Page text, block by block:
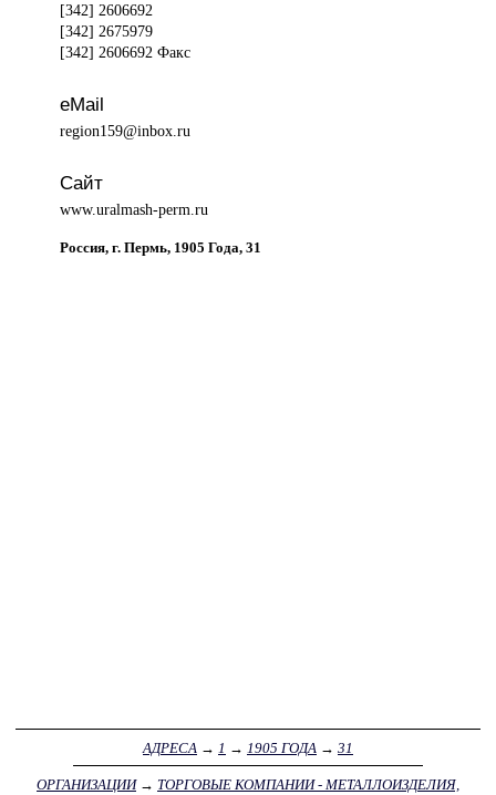
[342] 2606692
[342] 2675979
[342] 2606692 Факс
eMail
region159@inbox.ru
Сайт
www.uralmash-perm.ru
Россия, г. Пермь, 1905 Года, 31
АДРЕСА → 1 → 1905 ГОДА → 31
ОРГАНИЗАЦИИ→ ТОРГОВЫЕ КОМПАНИИ - МЕТАЛЛОИЗДЕЛИЯ,